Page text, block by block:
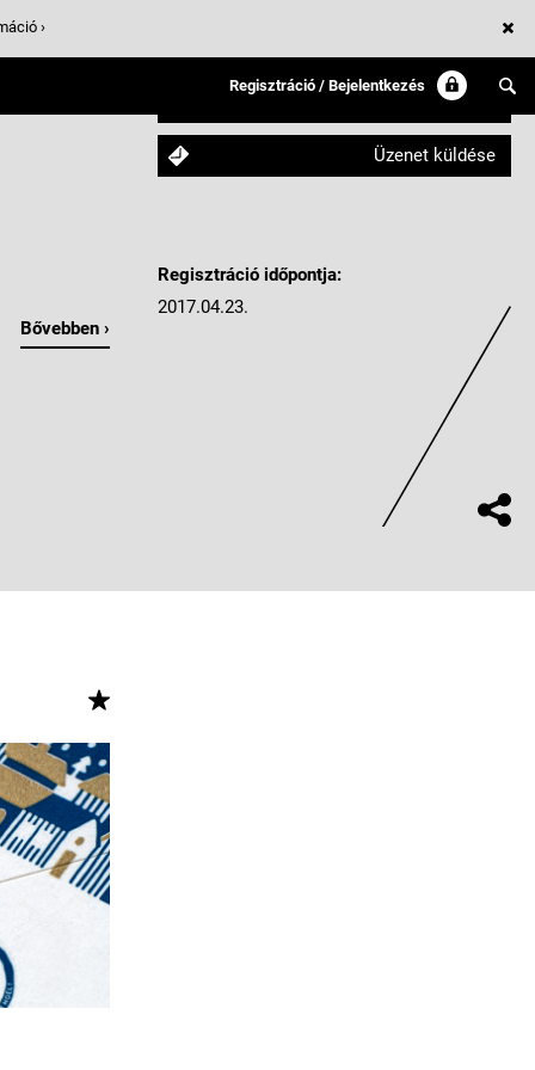
Regisztráció / Bejelentkezés
Követem
Üzenet küldése
Bővebben ›
Regisztráció időpontja:
2017.04.23.
›